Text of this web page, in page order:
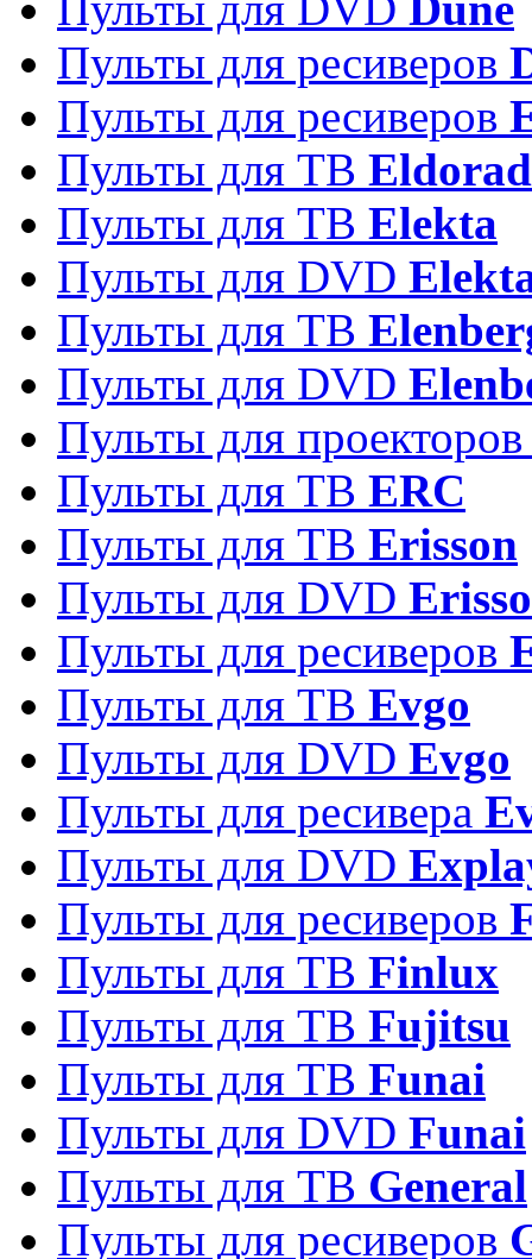
Пульты для ресиверов
Пульты для ресиверов
Пульты для ТВ
Пульты для ТВ Elekta
Пульты для DVD
Пульты для ТВ
Пульты для DVD
Пульты для
Пульты для ТВ ERC
Пульты для ТВ Erisson
Пульты для DVD
Пульты для ресиверов
Пульты для ТВ Evgo
Пульты для DVD Evgo
Пульты для ресивера
Пульты для DVD
Пульты для ресиверов
Пульты для ТВ Finlux
Пульты для ТВ Fujitsu
Пульты для ТВ Funai
Пульты для DVD Funai
Пульты для ТВ General
Пульты для ресиверов